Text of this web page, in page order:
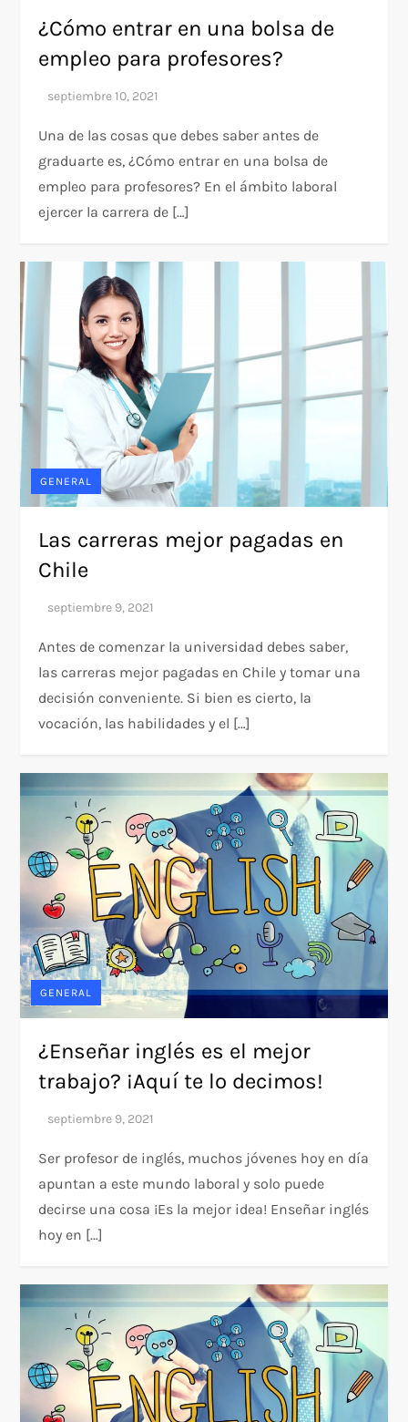
¿Cómo entrar en una bolsa de
empleo para profesores?
Una de las cosas que debes saber antes de
graduarte es, ¿Cómo entrar en una bolsa de
empleo para profesores? En el ámbito laboral
ejercer la carrera de […]
GENERAL
Las carreras mejor pagadas en
Chile
Antes de comenzar la universidad debes saber,
las carreras mejor pagadas en Chile y tomar una
decisión conveniente. Si bien es cierto, la
vocación, las habilidades y el […]
GENERAL
¿Enseñar inglés es el mejor
trabajo? ¡Aquí te lo decimos!
Ser profesor de inglés, muchos jóvenes hoy en día
apuntan a este mundo laboral y solo puede
decirse una cosa ¡Es la mejor idea! Enseñar inglés
hoy en […]